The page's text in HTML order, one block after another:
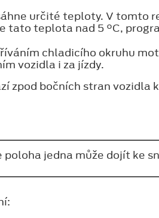
určité teploty. V tomto
teplota nad 5 °C,
chladicího okruhu
vozidla i za jízdy.
zpod bočních stran vozidla
jedna může dojít ke